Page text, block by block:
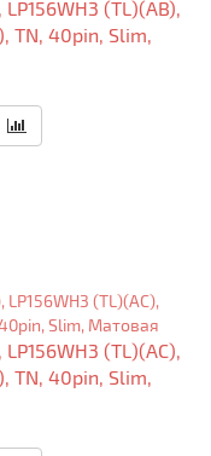
(TL)(AB),
TN, 40pin, Slim,
(TL)(AC),
TN, 40pin, Slim,